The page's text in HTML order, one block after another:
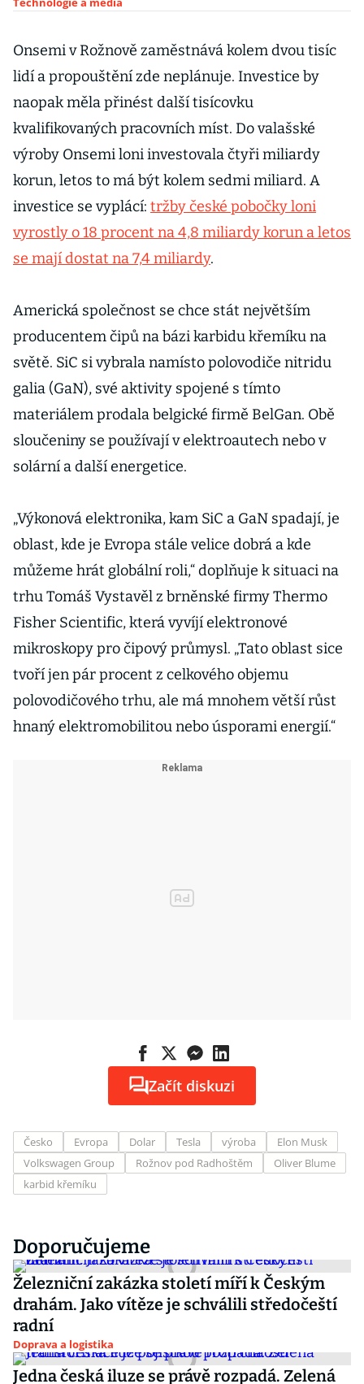
Onsemi v Rožnově zaměstnává kolem dvou tisíc
lidí a propouštění zde neplánuje. Investice by
naopak měla přinést další tisícovku
kvalifikovaných pracovních míst. Do valašské
výroby Onsemi loni investovala čtyři miliardy
korun, letos to má být kolem sedmi miliard. A
investice se vyplácí: tržby české pobočky loni
vyrostly o 18 procent na 4,8 miliardy korun a letos
se mají dostat na 7,4 miliardy.
Americká společnost se chce stát největším
producentem čipů na bázi karbidu křemíku na
světě. SiC si vybrala namísto polovodiče nitridu
galia (GaN), své aktivity spojené s tímto
materiálem prodala belgické firmě BelGan. Obě
sloučeniny se používají v elektroautech nebo v
solární a další energetice.
„Výkonová elektronika, kam SiC a GaN spadají, je
oblast, kde je Evropa stále velice dobrá a kde
můžeme hrát globální roli,“ doplňuje k situaci na
trhu Tomáš Vystavěl z brněnské firmy Thermo
Fisher Scientific, která vyvíjí elektronové
mikroskopy pro čipový průmysl. „Tato oblast sice
tvoří jen pár procent z celkového objemu
polovodičového trhu, ale má mnohem větší růst
hnaný elektromobilitou nebo úsporami energií.“
Začít diskuzi
Česko Evropa Dolar Tesla výroba
Elon Musk
Volkswagen Group
Rožnov pod Radhoštěm
Oliver Blume
karbid křemíku
Doporučujeme
Železniční zakázka století míří k Českým
drahám. Jako vítěze je schválili středočeští
radní
Doprava a logistika
Jedna česká iluze se právě rozpadá. Zelená